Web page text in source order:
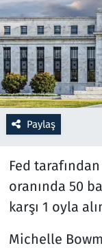
Paylaş
Fed
oranında 50
karşı 1 oyla
Michelle
Resmi
Rüya
Sağlık
Savunma
Seçim 2023
Spor
Teknoloji